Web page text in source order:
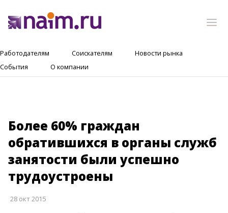
Работодателям Соискателям
Новости рынка
События
О компании
Более 60% граждан
обратившихся в органы служб
занятости были успешно
трудоустроены
28 окт 2015